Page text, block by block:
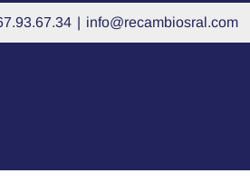
| info@recambiosral.com